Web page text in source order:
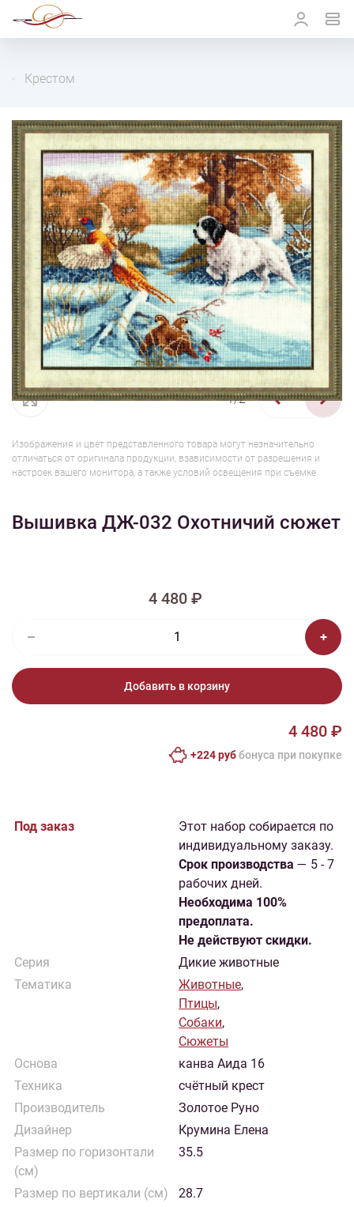
Крестом
1/2
Изображения и цвет представленного товара могут незначительно
отличаться от оригинала продукции, взависимости от разрешения и
настроек вашего монитора, а также условий освещения при съемке
Вышивка ДЖ-032 Охотничий сюжет
4 480 ₽
Добавить в корзину
4 480 ₽
+224 руббонусa при покупке
Под заказ
Этот набор собирается по
индивидуальному заказу.
Cрок производства — 5 - 7
рабочих дней.
Необходима 100%
предоплата.
Не действуют скидки.
Серия
Дикие животные
Тематика
Животные,
Птицы,
Собаки,
Сюжеты
Основа
канва Аида 16
Техника
счётный крест
Производитель
Золотое Руно
Дизайнер
Крумина Елена
Размер по горизонтали
(см)
35.5
Размер по вертикали (см)
28.7